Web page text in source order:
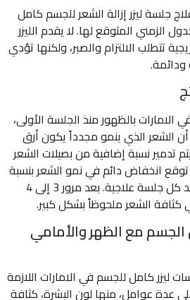
جلسة ليزر إزالة الشعر للجسم كامل
الزمني المتوقع لها. لا يقدم الليزر
تتطلب الالتزام والصبر، ولكنها تؤدي
ودائمة.
الامارات بالظهور منذ الجلسة الأولى،
الشعر الذي ينمو مجدداً يكون أرق
تدمير نسبة إضافية من بصيلات الشعر
انخفاض دائم في نمو الشعر بنسبة
تتراوح بين 15% إلى 20% بعد كل جلسة علاجية. بعد مرور 3 إلى 4
الشعر ملحوظاً بشكل كبير.
الجسم مع الظهر والأمامي
ليزر كامل للجسم في الامارات اللازمة
على عدة عوامل، منها لون البشرة، كثافة